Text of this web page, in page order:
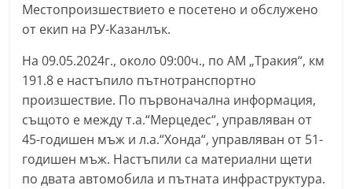
Местопроизшествието е посетено и обслужено
от екип на РУ-Казанлък.
На 09.05.2024г., около 09:00ч., по АМ „Тракия“, км
191.8 е настъпило пътнотранспортно
произшествие. По първоначална информация,
същото е между т.а.“Мерцедес“, управляван от
45-годишен мъж и л.а.“Хонда“, управляван от 51-
годишен мъж. Настъпили са материални щети
по двата автомобила и пътната инфраструктура.